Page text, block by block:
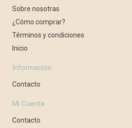
Sobre nosotras
¿Cómo comprar?
Términos y condiciones
Inicio
Información
Contacto
Mi Cuenta
Contacto